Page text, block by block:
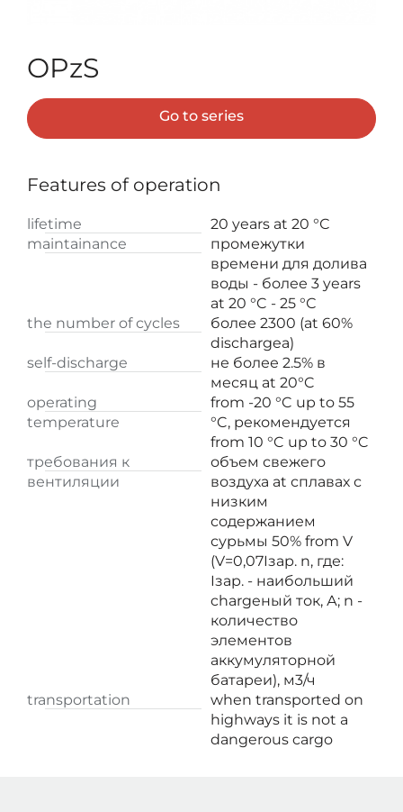
OPzS
Go to series
Features of operation
lifetime
20 years at 20 °С
maintainance
промежутки
времени для долива
воды - более 3 years
at 20 °C - 25 °С
the number of cycles
более 2300 (at 60%
dischargeа)
self-discharge
не более 2.5% в
месяц at 20°C
operating
temperature
from -20 °C up to 55
°C, рекомендуется
from 10 °C up to 30 °C
требования к
вентиляции
объем свежего
воздуха at сплавах с
низким
содержанием
сурьмы 50% from V
(V=0,07Iзар. n, где:
Iзар. - наибольший
chargeный ток, А; n -
количество
элементов
аккумуляторной
батареи), м3/ч
transportation
when transported on
highways it is not a
dangerous cargo